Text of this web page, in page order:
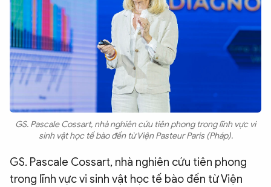
GS. Pascale Cossart, nhà nghiên cứu tiên phong trong lĩnh vực vi
sinh vật học tế bào đến từ Viện Pasteur Paris (Pháp).
GS. Pascale Cossart, nhà nghiên cứu tiên phong
trong lĩnh vực vi sinh vật học tế bào đến từ Viện